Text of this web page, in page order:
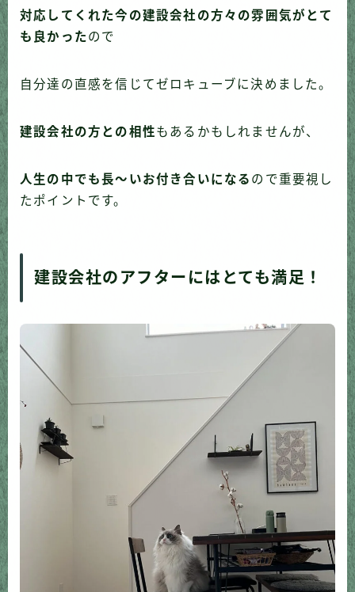
対応してくれた今の建設会社の方々の雰囲気がとて
も良かったので
自分達の直感を信じてゼロキューブに決めました。
建設会社の方との相性もあるかもしれませんが、
人生の中でも長〜いお付き合いになる ので重要視し
たポイントです。
建設会社のアフターにはとても満足！